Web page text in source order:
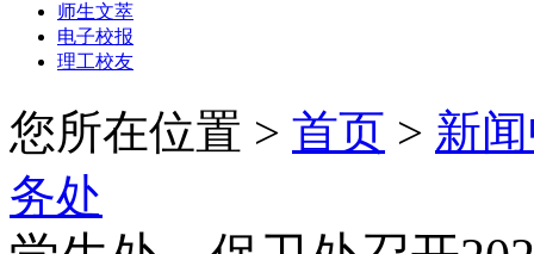
师生文萃
电子校报
理工校友
您所在位置 > 首页 > 新
务处